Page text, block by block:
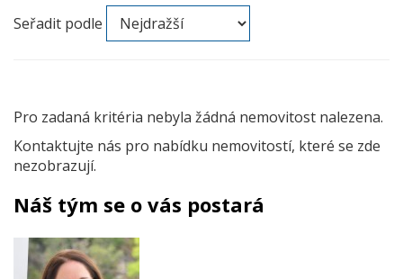
Seřadit podle
Pro zadaná kritéria nebyla žádná nemovitost nalezena.
Kontaktujte nás pro nabídku nemovitostí, které se zde
nezobrazují.
Náš tým se o vás postará